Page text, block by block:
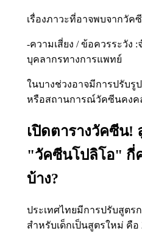
เรื่องภาวะที่อาจพบจากวัค
-ความเสี่ยง / ข้อควรระวัง :
บุคลากรทางการแพทย์
ในบางช่วงอาจมีการปรับรู
หรือสถานการณ์วัคซีนคงค
เปิดตารางวัคซีน!
"วัคซีนโปลิโอ" กี่
บ้าง?
ประเทศไทยมีการปรับสูตร
สำหรับเด็กเป็นสูตรใหม่ คือ